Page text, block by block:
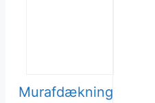
Murafdækning